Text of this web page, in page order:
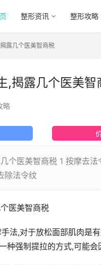
整形资讯 整形攻略
露几个医美智商税
,揭露几个医美智
略
个医美智商税 1 按摩去
除法令纹
医美智商税
法,对于放松面部肌肉是
种强制提拉的方式,可能